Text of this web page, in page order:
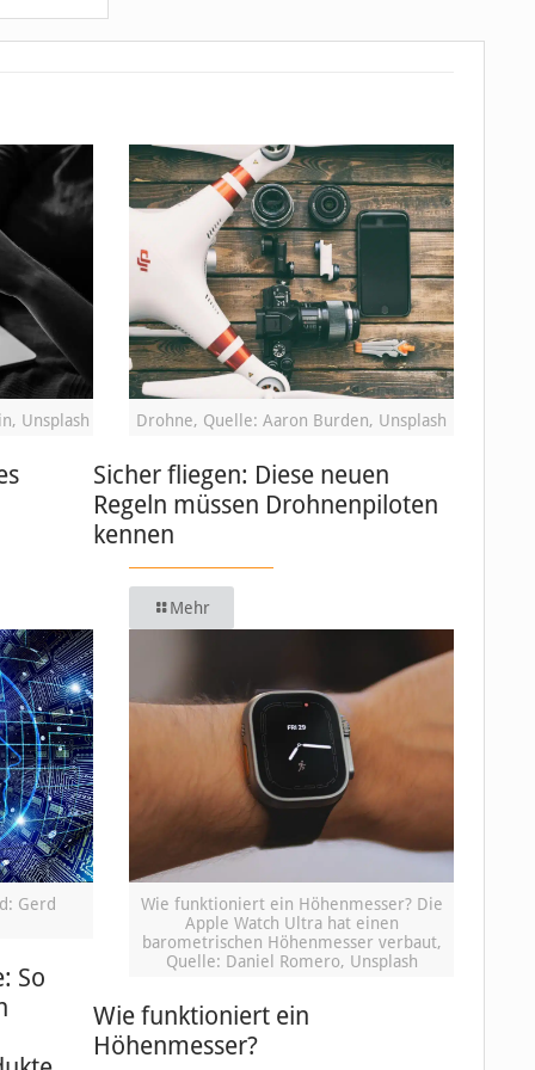
Unsplash Drohne, Quelle: Aaron Burden, Unsplash
Sicher fliegen: Diese neuen
Regeln müssen Drohnenpiloten
kennen
Mehr
Gerd
So
Wie funktioniert ein Höhenmesser? Die
Apple Watch Ultra hat einen
barometrischen Höhenmesser verbaut,
Quelle: Daniel Romero, Unsplash
Wie funktioniert ein
Höhenmesser?